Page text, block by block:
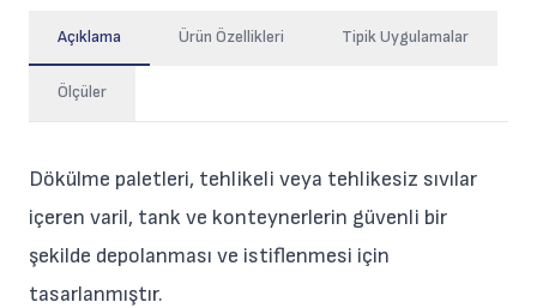
Açıklama Ürün Özellikleri Tipik Uygulamalar
Ölçüler
Dökülme paletleri, tehlikeli veya tehlikesiz sıvılar
içeren varil, tank ve konteynerlerin güvenli bir
şekilde depolanması ve istiflenmesi için
tasarlanmıştır.